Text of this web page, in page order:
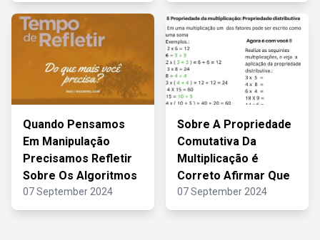
Quando Pensamos
Em Manipulação
Precisamos Refletir
Sobre Os Algoritmos
07 September 2024
Sobre A Propriedade
Comutativa Da
Multiplicação é
Correto Afirmar Que
07 September 2024